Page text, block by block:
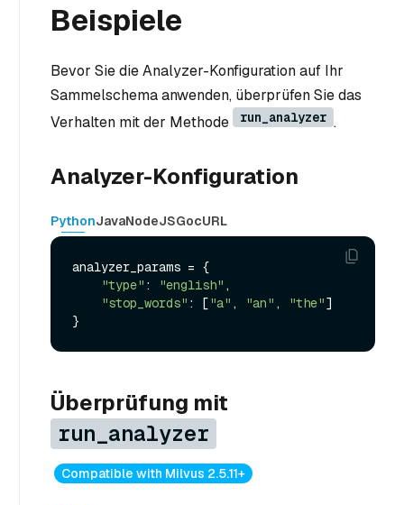
Beispiele
Bevor Sie die Analyzer-Konfiguration auf Ihr
Sammelschema anwenden, überprüfen Sie das
Verhalten mit der Methode
run_analyzer .
Analyzer-Konfiguration
PythonJavaNodeJSGocURL
analyzer_params = {
"type" : "english" ,
"stop_words" : ["a" , "an" , "the"]
Überprüfung mit
run_analyzer
Compatible with Milvus 2.5.11+